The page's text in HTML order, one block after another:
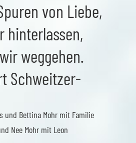
von Liebe,
hinterlassen,
weggehen.
Schweitzer-
und Bettina Mohr mit Familie
Nee Mohr mit Leon